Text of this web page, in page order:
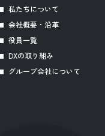
私たちについて
会社概要・沿革
役員一覧
DXの取り組み
グループ会社について